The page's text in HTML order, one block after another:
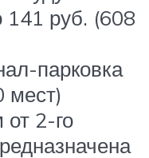
141 руб. (608
парковка
мест)
2-го